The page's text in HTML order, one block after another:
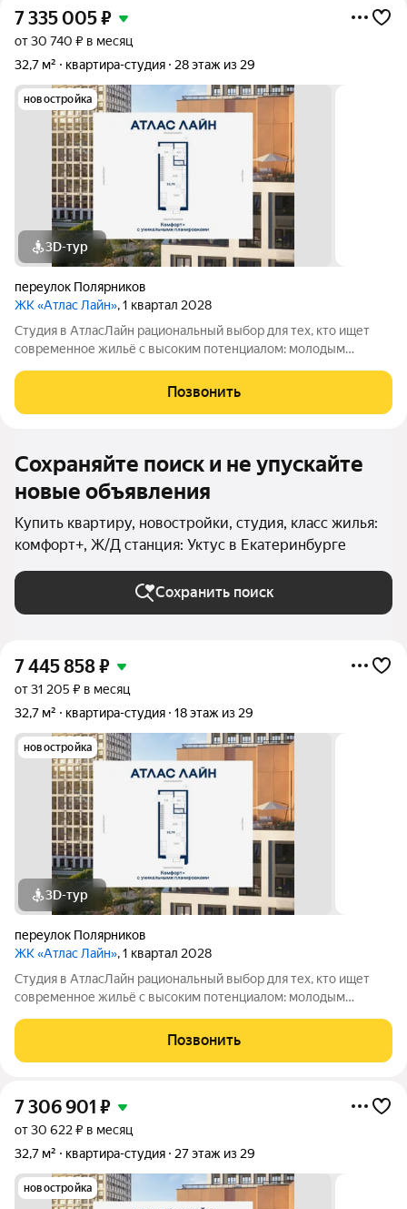
7 335 005₽
от 30 740 ₽ в месяц
32,7 м²
квартира-студия 28 этаж из 29
новостройка
3D-тур
переулок Полярников
ЖК «Атлас Лайн», 1 квартал 2028
Студия в АтласЛайн рациональный выбор для тех, кто ищет
современное жильё с высоким потенциалом: молодым
планировка позволяет эффективно организовать
пространство и использовать для дохода от
Позвонить
Сохраняйте поиск и не упускайте
новые объявления
Купить квартиру, новостройки, студия, класс жилья:
комфорт+, Ж/Д станция: Уктус в Екатеринбурге
Сохранить поиск
7 445 858₽
от 31 205 ₽ в месяц
32,7 м²
квартира-студия 18 этаж из 29
новостройка
3D-тур
переулок Полярников
ЖК «Атлас Лайн», 1 квартал 2028
Студия в АтласЛайн рациональный выбор для тех, кто ищет
современное жильё с высоким потенциалом: молодым
планировка позволяет эффективно организовать
пространство и использовать для дохода от
Позвонить
7 306 901 ₽
от 30 622 ₽ в месяц
32,7 м²
квартира-студия 27 этаж из 29
новостройка